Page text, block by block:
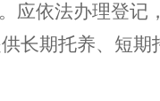
应依法办理登
长期托养、短